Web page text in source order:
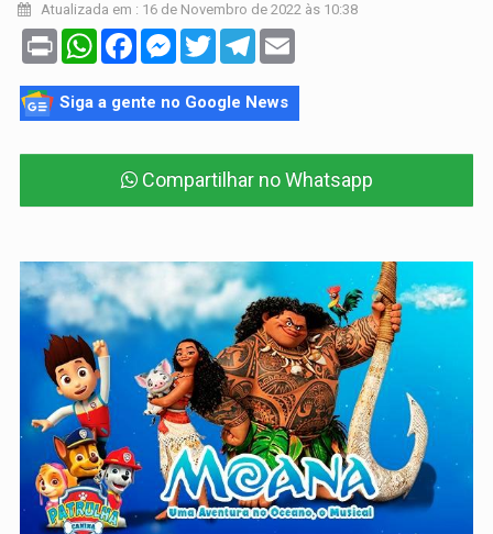
Atualizada em : 16 de Novembro de 2022 às 10:38
Print WhatsAppFacebookMessenger
TwitterTelegram
Siga a gente no Google News
Compartilhar no Whatsapp